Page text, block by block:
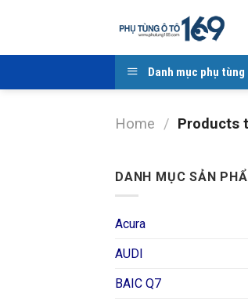
Danh mục phụ tùng
Home / Products
DANH MỤC SẢN
Acura
AUDI
BAIC Q7